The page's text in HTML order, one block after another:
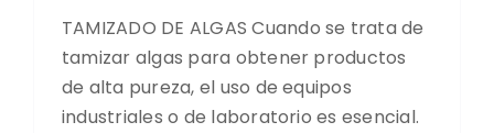
TAMIZADO DE ALGAS Cuando se trata de
tamizar algas para obtener productos
de alta pureza, el uso de equipos
industriales o de laboratorio es esencial.